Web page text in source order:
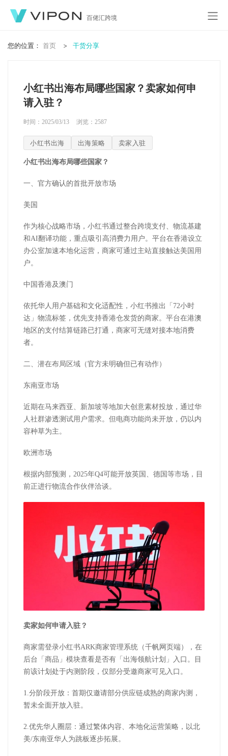
百佬汇跨境
您的位置： 首页 干货分享
小红书出海布局哪些国家？卖家如何申
请入驻？
时间：2025/03/13 浏览： 2587
小红书出海 出海策略 卖家入驻
小红书出海布局哪些国家？
一、官方确认的首批开放市场
美国
作为核心战略市场，小红书通过整合跨境支付、物流基建
和AI翻译功能，重点吸引高消费力用户。平台在香港设立
办公室加速本地化运营，商家可通过主站直接触达美国用
户。
中国香港及澳门
依托华人用户基础和文化适配性，小红书推出「 72小时
达」物流标签，优先支持香港仓发货的商家。平台在港澳
地区的支付结算链路已打通，商家可无缝对接本地消费
者。
二、潜在布局区域（官方未明确但已有动作）
东南亚市场
近期在马来西亚、新加坡等地加大创意素材投放，通过华
人社群渗透测试用户需求。但电商功能尚未开放，仍以内
容种草为主。
欧洲市场
根据内部预测， 2025年Q4可能开放英国、德国等市场，目
前正进行物流合作伙伴洽谈。
卖家如何申请入驻？
商家需登录小红书ARK商家管理系统（千帆网页端），在
后台「商品」模块查看是否有「出海领航计划」入口。目
前该计划处于内测阶段，仅部分受邀商家可见入口。
1.分阶段开放：首期仅邀请部分供应链成熟的商家内测，
暂未全面开放入驻。
2.优先华人圈层：通过繁体内容、本地化运营策略，以北
美/东南亚华人为跳板逐步拓展。